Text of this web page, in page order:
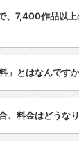
、7,400作品以上
」とはなんです
、料金はどうな